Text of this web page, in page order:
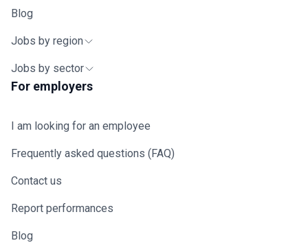
Blog
Jobs by region
Jobs by sector
For employers
I am looking for an employee
Frequently asked questions (FAQ)
Contact us
Report performances
Blog